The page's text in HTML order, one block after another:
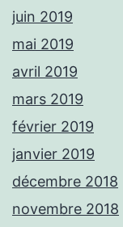
juin 2019
mai 2019
avril 2019
mars 2019
février 2019
janvier 2019
décembre 2018
novembre 2018